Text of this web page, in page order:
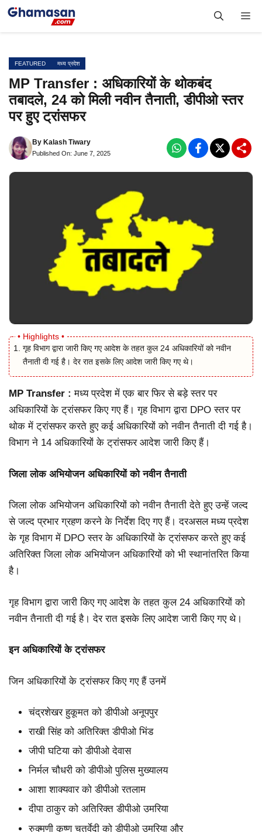
Skip
FEATURED मध्य प्रदेश
MP Transfer : अधिकारियों के थोकबंद
तबादले, 24 को मिली नवीन तैनाती, डीपीओ स्तर
पर हुए ट्रांसफर
By Kalash Tiwary
Published On: June 7, 2025
गृह विभाग द्वारा जारी किए गए आदेश के तहत कुल 24 अधिकारियों को नवीन
तैनाती दी गई है। देर रात इसके लिए आदेश जारी किए गए थे।
MP Transfer :मध्य प्रदेश में एक बार फिर से बड़े स्तर पर
अधिकारियों के ट्रांसफर किए गए हैं। गृह विभाग द्वारा DPO स्तर पर
थोक में ट्रांसफर करते हुए कई अधिकारियों को नवीन तैनाती दी गई है।
विभाग ने 14 अधिकारियों के ट्रांसफर आदेश जारी किए हैं।
जिला लोक अभियोजन अधिकारियों को नवीन तैनाती
जिला लोक अभियोजन अधिकारियों को नवीन तैनाती देते हुए उन्हें जल्द
से जल्द प्रभार ग्रहण करने के निर्देश दिए गए हैं। दरअसल मध्य प्रदेश
के गृह विभाग में DPO स्तर के अधिकारियों के ट्रांसफर करते हुए कई
अतिरिक्त जिला लोक अभियोजन अधिकारियों को भी स्थानांतरित किया
है।
गृह विभाग द्वारा जारी किए गए आदेश के तहत कुल 24 अधिकारियों को
नवीन तैनाती दी गई है। देर रात इसके लिए आदेश जारी किए गए थे।
इन अधिकारियों के ट्रांसफर
जिन अधिकारियों के ट्रांसफर किए गए हैं उनमें
चंद्रशेखर हुकूमत को डीपीओ अनूपपुर
राखी सिंह को अतिरिक्त डीपीओ भिंड
जीपी घटिया को डीपीओ देवास
निर्मल चौधरी को डीपीओ पुलिस मुख्यालय
आशा शाक्यवार को डीपीओ रतलाम
दीपा ठाकुर को अतिरिक्त डीपीओ उमरिया
रुक्मणी कृष्ण चतुर्वेदी को डीपीओ उमरिया और